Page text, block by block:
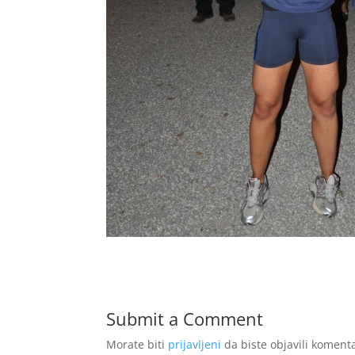
Submit a Comment
Morate biti prijavljeni da biste objavili